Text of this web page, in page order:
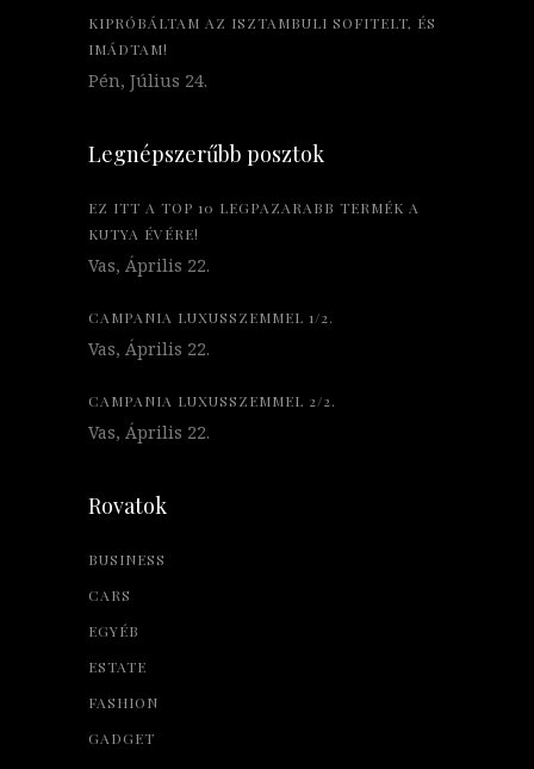
KIPRÓBÁLTAM AZ ISZTAMBULI SOFITELT, ÉS
IMÁDTAM!
Pén, Július 24.
Legnépszerűbb posztok
EZ ITT A TOP 10 LEGPAZARABB TERMÉK A
KUTYA ÉVÉRE!
Vas, Április 22.
CAMPANIA LUXUSSZEMMEL 1/2.
Vas, Április 22.
CAMPANIA LUXUSSZEMMEL 2/2.
Vas, Április 22.
Rovatok
BUSINESS
CARS
EGYÉB
ESTATE
FASHION
GADGET